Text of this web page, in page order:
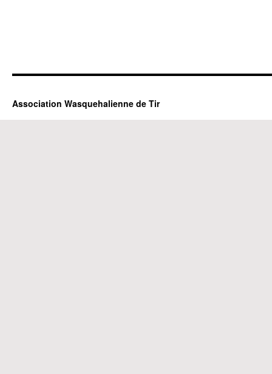
Association Wasquehalienne de Tir